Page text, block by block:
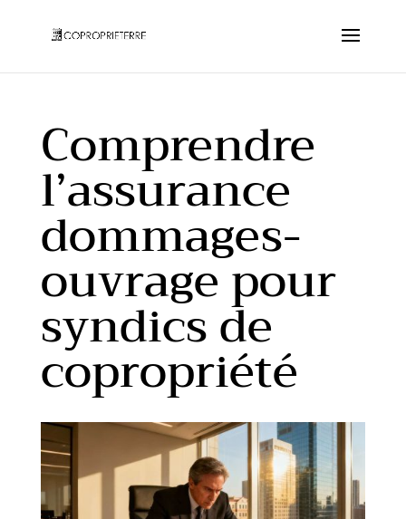
Comprendre
l’assurance
dommages-
ouvrage pour
syndics de
copropriété